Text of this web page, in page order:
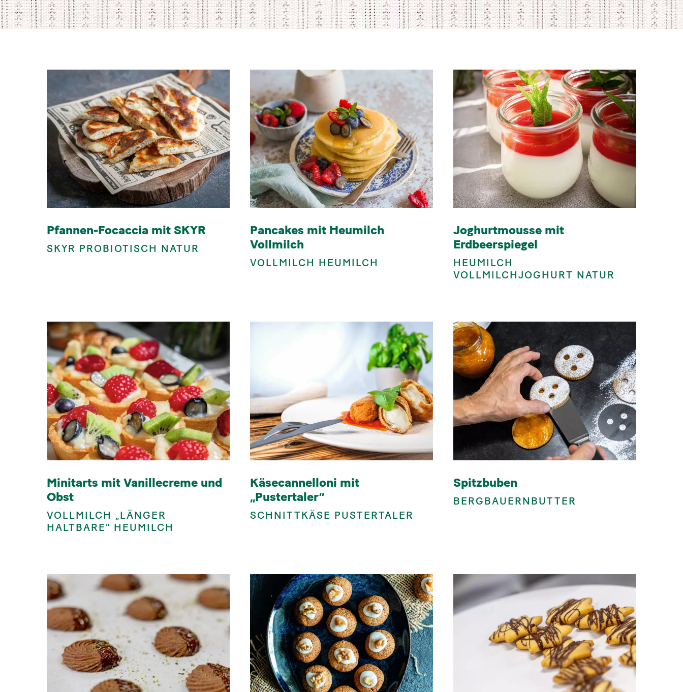
Pfannen-Focaccia mit SKYR
SKYR PROBIOTISCH NATUR
Pancakes mit Heumilch
Vollmilch
VOLLMILCH HEUMILCH
Joghurtmousse mit
Erdbeerspiegel
HEUMILCH
VOLLMILCHJOGHURT NATUR
Minitarts mit Vanillecreme und
Obst
VOLLMILCH „LÄNGER
HALTBARE“ HEUMILCH
Käsecannelloni mit
„Pustertaler“
SCHNITTKÄSE PUSTERTALER
Spitzbuben
BERGBAUERNBUTTER